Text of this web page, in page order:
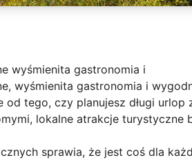
wyśmienita gastronomia i
wyśmienita gastronomia i
od tego, czy planujesz długi
lokalne atrakcje turystyczne
sprawia, że jest coś dla